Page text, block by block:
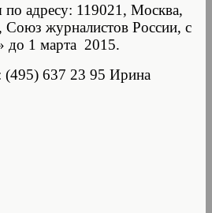
адресу: 119021, Москва,
Союз журналистов России, с
до 1 марта 2015.
(495) 637 23 95 Ирина